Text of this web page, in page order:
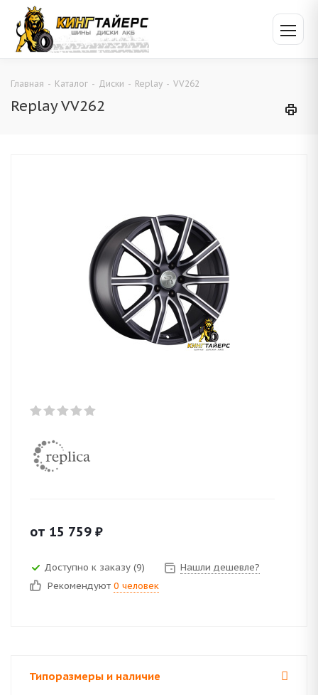
Главная - Каталог - Диски - Replay - VV262
Replay VV262
от 15 759 ₽
Доступно к заказу (9)
Нашли дешевле?
Рекомендуют 0 человек
Типоразмеры и наличие